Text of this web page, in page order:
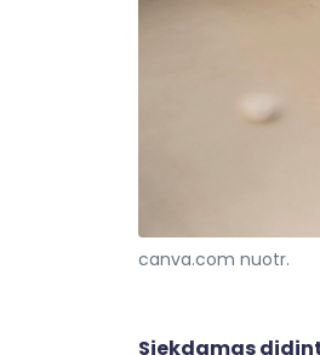
canva.com nuotr.
Siekdamas